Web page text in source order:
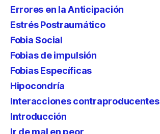
Errores en la Anticipación
Estrés Postraumático
Fobia Social
Fobias de impulsión
Fobias Específicas
Hipocondría
Interacciones contraproducentes
Introducción
Ir de mal en peor